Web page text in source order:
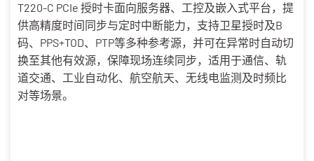
T220-C PCIe 授时卡面向服务器、工控及嵌入式平台，提
供高精度时间同步与定时中断能力，支持卫星授时及B
码、PPS+TOD、PTP等多种参考源，并可在异常时自动切
换至其他有效源，保障现场连续同步，适用于通信、轨
道交通、工业自动化、航空航天、无线电监测及时频比
对等场景。